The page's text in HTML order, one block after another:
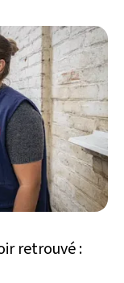
retrouvé :